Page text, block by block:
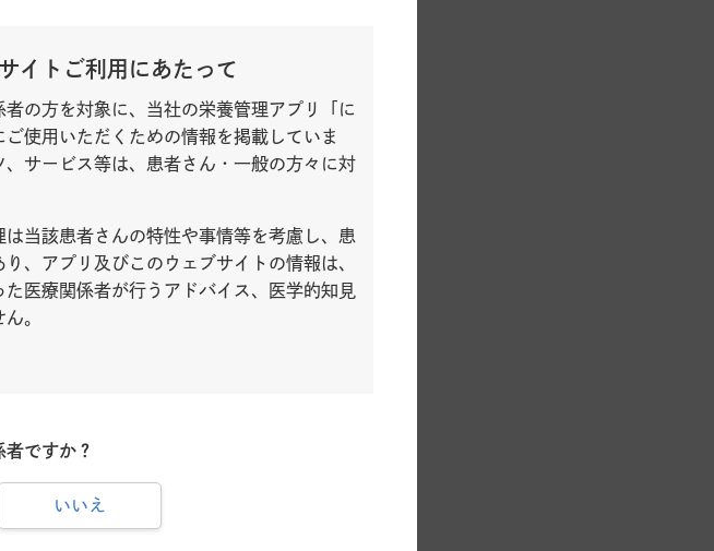
供、統計的情報の作成および提供
ケティング活動、当社または第三者の業務およ
報の提供、収集、検討、伝達または学会発表等
提供し、利用することを含みます。
記に記載する利用者情報をアプリケーション
します。
イトご利用にあたって
の方を対象に、当社の栄養管理アプリ「に
使用いただくための情報を掲載していま
サービス等は、患者さん・一般の方々に対
当該患者さんの特性や事情等を考慮し、患
、アプリ及びこのウェブサイトの情報は、
医療関係者が行うアドバイス、医学的知見
。
ですか？
いいえ